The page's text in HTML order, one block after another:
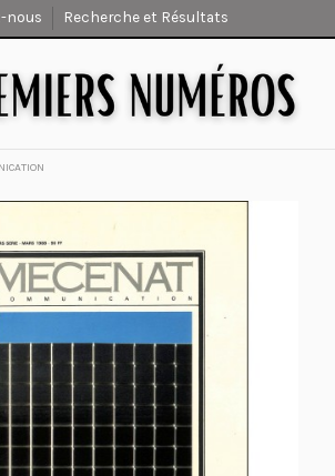
nous Recherche et Résultats